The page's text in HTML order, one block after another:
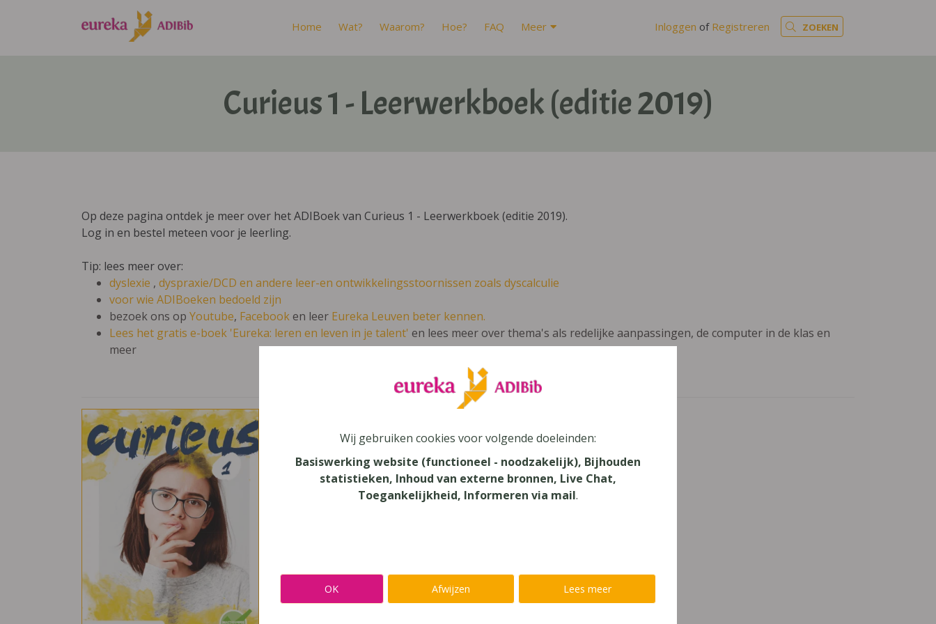
Home Wat? Waarom? Hoe? FAQ Meer Inloggen of Registreren ZOEKEN
Curieus 1 - Leerwerkboek (editie 2019)
Op deze pagina ontdek je meer over het ADIBoek van Curieus 1 - Leerwerkboek (editie 2019).
Log in en bestel meteen voor je leerling.
Tip: lees meer over:
dyslexie , dyspraxie/DCD en andere leer-en ontwikkelingsstoornissen zoals dyscalculie
voor wie ADIBoeken bedoeld zijn
bezoek ons op Youtube, Facebooken leer Eureka Leuven beter kennen.
Lees het gratis e-boek 'Eureka: leren en leven in je talent' en lees meer over thema's als redelijke aanpassingen, de computer in de klas en
meer
Godsdienst
Secundair Onderwijs
Uitgeverij
Wij gebruiken cookies voor volgende doeleinden:
Basiswerking website (functioneel - noodzakelijk), Bijhouden
statistieken, Inhoud van externe bronnen, Live Chat,
Toegankelijkheid, Informeren via mail.
OK Afwijzen Lees meer